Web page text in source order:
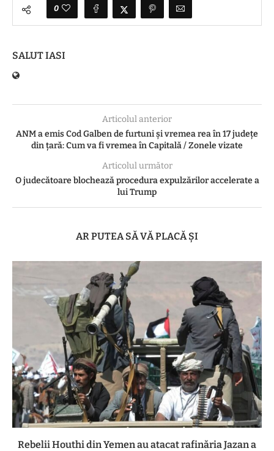
0
SALUT IASI
Articolul anterior
ANM a emis Cod Galben de furtuni și vremea rea în 17 județe
din țară: Cum va fi vremea în Capitală / Zonele vizate
Articolul următor
O judecătoare blochează procedura expulzărilor accelerate a
lui Trump
AR PUTEA SĂ VĂ PLACĂ ȘI
Rebelii Houthi din Yemen au atacat rafinăria Jazan a